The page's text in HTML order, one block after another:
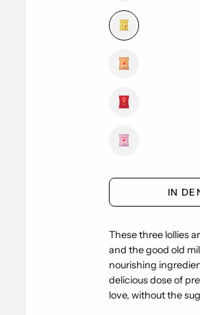
IN
These three lollies
and the good old
nourishing
delicious dose of
love, without the